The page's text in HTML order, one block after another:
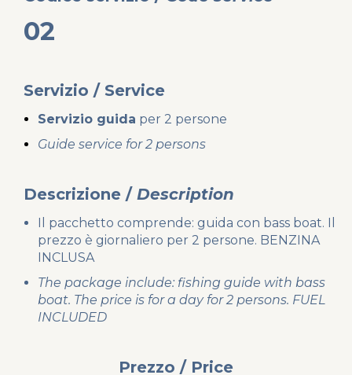
02
Servizio / Service
Servizio guida per 2 persone
Guide service for 2 persons
Descrizione / Description
Il pacchetto comprende: guida con bass boat. Il
prezzo è giornaliero per 2 persone. BENZINA
INCLUSA
The package include: fishing guide with bass
boat. The price is for a day for 2 persons. FUEL
INCLUDED
Prezzo / Price